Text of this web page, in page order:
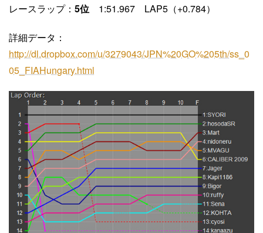
レースラップ： 5位 1:51.967 LAP5（+0.784）
詳細データ：
http://dl.dropbox.com/u/3279043/JPN%20GO%205th/ss_0
05_FIAHungary.html